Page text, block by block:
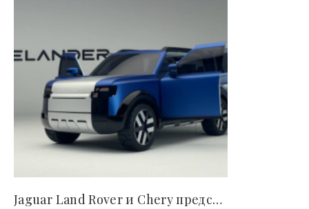
Jaguar Land Rover и Chery представили новый бренд..